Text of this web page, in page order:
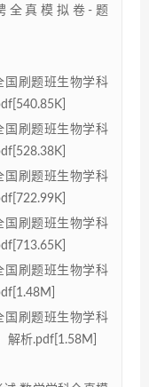
全真模拟卷-题
国刷题班生物学科
国刷题班生物学科
国刷题班生物学科
国刷题班生物学科
国刷题班生物学科
国刷题班生物学科
解析.pdf[1.58M]